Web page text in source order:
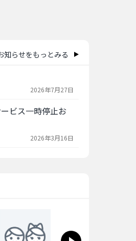
知らせをもっとみる
2026年7月27日
ビス一時停止お
2026年3月16日